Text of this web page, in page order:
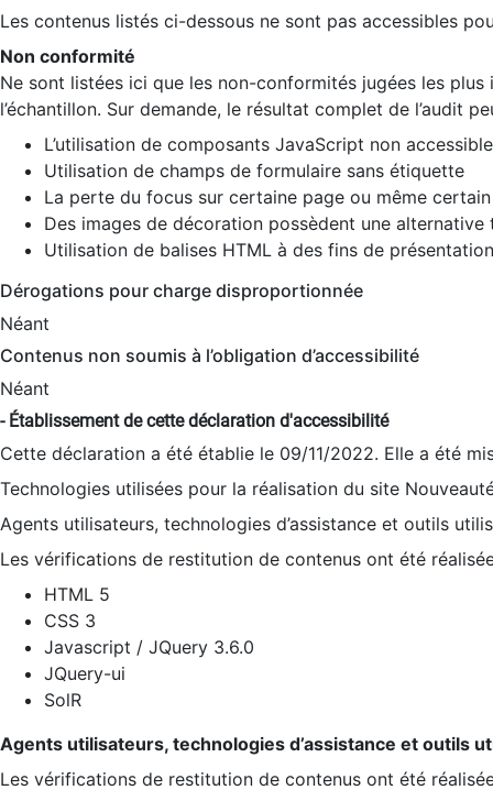
Les contenus listés ci-dessous ne sont pas accessibles
Non conformité
Ne sont listées ici que les non-conformités jugées les
l’échantillon. Sur demande, le résultat complet de l’audit
L’utilisation de composants JavaScript non
Utilisation de champs de formulaire sans étiquette
La perte du focus sur certaine page ou même
Des images de décoration possèdent une alternative
Utilisation de balises HTML à des fins de
Dérogations pour charge disproportionnée
Néant
Contenus non soumis à l’obligation d’accessibilité
Néant
- Établissement de cette déclaration d'accessibilité
Cette déclaration a été établie le 09/11/2022. Elle a été
Technologies utilisées pour la réalisation du site
Agents utilisateurs, technologies d’assistance et outils
Les vérifications de restitution de contenus ont été
HTML 5
CSS 3
Javascript / JQuery 3.6.0
JQuery-ui
SolR
Agents utilisateurs, technologies d’assistance et outils
Les vérifications de restitution de contenus ont été